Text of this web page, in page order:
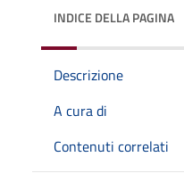
INDICE DELLA PAGINA
Descrizione
A cura di
Contenuti correlati